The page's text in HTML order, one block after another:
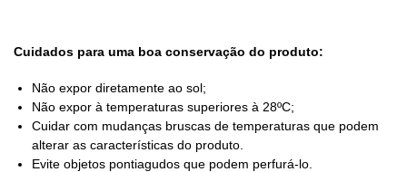
Cuidados para uma boa conservação do produto:
Não expor diretamente ao sol;
Não expor à temperaturas superiores à 28ºC;
Cuidar com mudanças bruscas de temperaturas que podem
alterar as características do produto.
Evite objetos pontiagudos que podem perfurá-lo.